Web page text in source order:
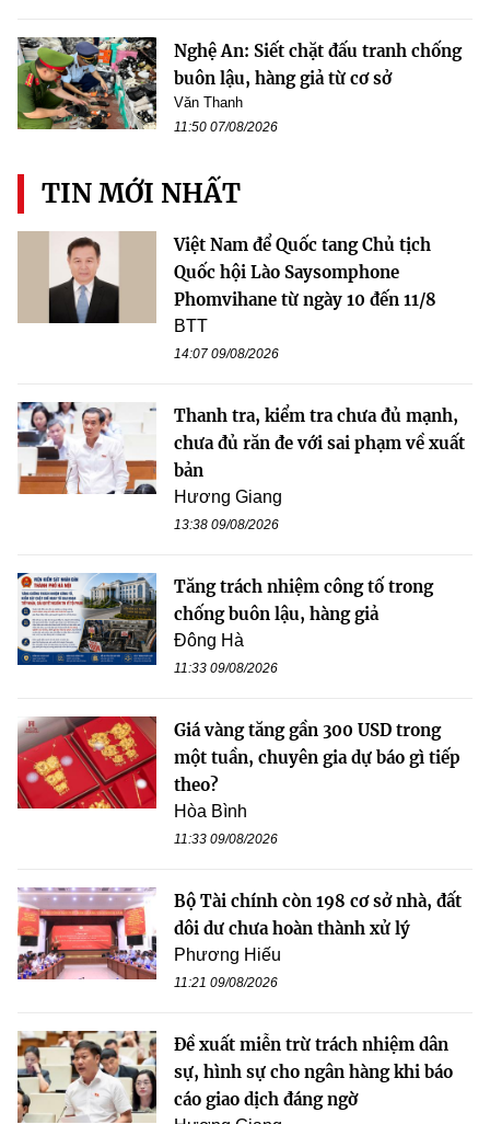
Nghệ An: Siết chặt đấu tranh chống
buôn lậu, hàng giả từ cơ sở
Văn Thanh
11:50 07/08/2026
TIN MỚI NHẤT
Việt Nam để Quốc tang Chủ tịch
Quốc hội Lào Saysomphone
Phomvihane từ ngày 10 đến 11/8
BTT
14:07 09/08/2026
Thanh tra, kiểm tra chưa đủ mạnh,
chưa đủ răn đe với sai phạm về xuất
bản
Hương Giang
13:38 09/08/2026
Tăng trách nhiệm công tố trong
chống buôn lậu, hàng giả
Đông Hà
11:33 09/08/2026
Giá vàng tăng gần 300 USD trong
một tuần, chuyên gia dự báo gì tiếp
theo?
Hòa Bình
11:33 09/08/2026
Bộ Tài chính còn 198 cơ sở nhà, đất
dôi dư chưa hoàn thành xử lý
Phương Hiếu
11:21 09/08/2026
Đề xuất miễn trừ trách nhiệm dân
sự, hình sự cho ngân hàng khi báo
cáo giao dịch đáng ngờ